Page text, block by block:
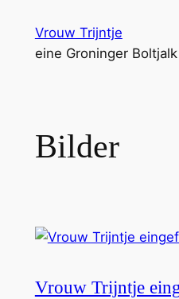
Inhalt
springen
Vrouw Trijntje
eine Groninger
Bilder
Vrouw Trijntje